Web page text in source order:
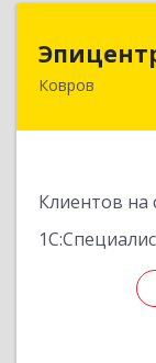
Ковров
Клиентов
601900,